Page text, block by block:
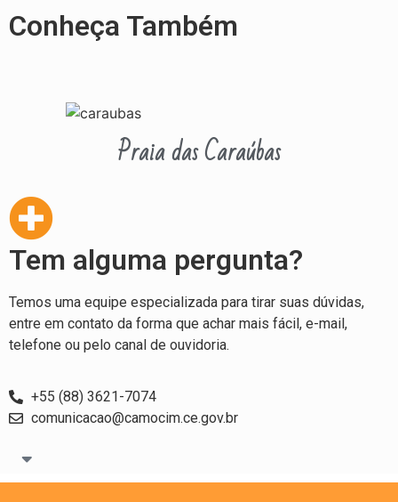
Conheça Também
Praia das Caraúbas
Tem alguma pergunta?
Temos uma equipe especializada para tirar suas dúvidas,
entre em contato da forma que achar mais fácil, e-mail,
telefone ou pelo canal de ouvidoria.
+55 (88) 3621-7074
comunicacao@camocim.ce.gov.br